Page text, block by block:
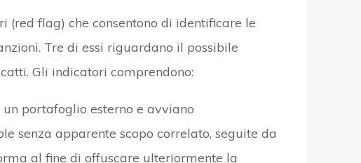
(red flag) che consentono di identificare le
Tre di essi riguardano il possibile
Gli indicatori comprendono:
portafoglio esterno e avviano
senza apparente scopo correlato, seguite da
al fine di offuscare ulteriormente la